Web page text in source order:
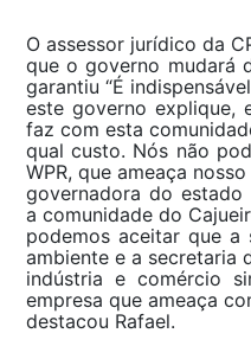
O assessor jurídico da
que o governo mudará
garantiu “É
este governo explique,
faz com esta
qual custo. Nós não
WPR, que ameaça
governadora do
a comunidade do
podemos aceitar que a
ambiente e a secretaria
indústria e comércio
empresa que ameaça
destacou Rafael.